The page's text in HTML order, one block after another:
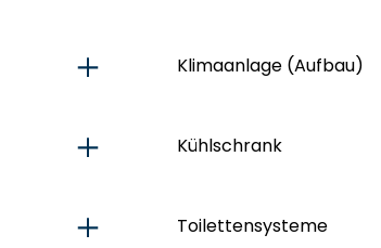
Klimaanlage (Aufbau)
Kühlschrank
Toilettensysteme